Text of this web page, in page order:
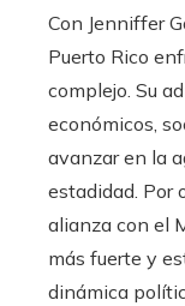
Con Jenniffer
Puerto Rico
complejo. Su
económicos,
avanzar en la
estadidad. Por
alianza con el
más fuerte y
dinámica